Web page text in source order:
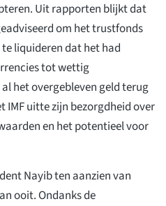
Uit rapporten blijkt dat
om het trustfonds
liquideren dat het had
tot wettig
het overgebleven geld terug
IMF uitte zijn bezorgdheid over
en het potentieel voor
Nayib ten aanzien van
ooit. Ondanks de